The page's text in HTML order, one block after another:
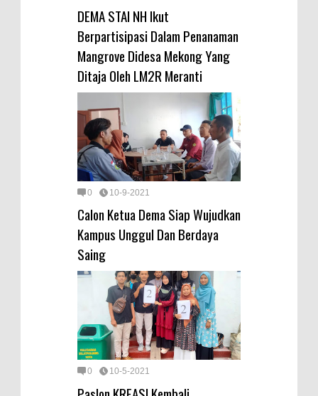
DEMA STAI NH Ikut
Berpartisipasi Dalam Penanaman
Mangrove Didesa Mekong Yang
Ditaja Oleh LM2R Meranti
0 10-9-2021
Calon Ketua Dema Siap Wujudkan
Kampus Unggul Dan Berdaya
Saing
0 10-5-2021